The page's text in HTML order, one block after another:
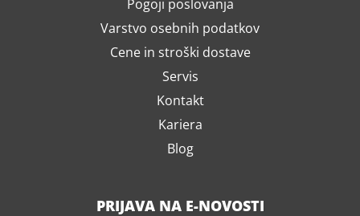
Pogoji poslovanja
Varstvo osebnih podatkov
Cene in stroški dostave
Servis
Kontakt
Kariera
Blog
PRIJAVA NA E-NOVOSTI